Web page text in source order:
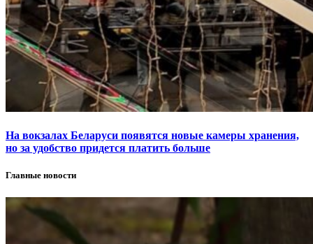
На вокзалах Беларуси появятся новые камеры хранения,
но за удобство придется платить больше
Главные новости